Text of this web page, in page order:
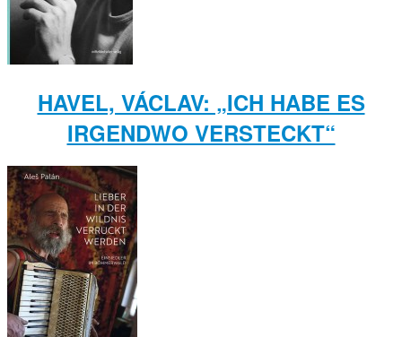
HAVEL, VÁCLAV: „ICH HABE ES
IRGENDWO VERSTECKT“